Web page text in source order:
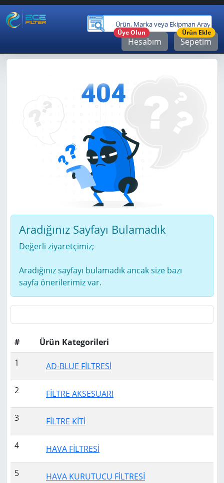
Hesabım
Üye Olun
Sepetim
Ürün Ekle
Aradığınız Sayfayı Bulamadık
Değerli ziyaretçimiz;
Aradığınız sayfayı bulamadık ancak size bazı
sayfa önerilerimiz var.
#
Ürün Kategorileri
1
AD-BLUE FİLTRESİ
2 FİLTRE AKSESUARI
3 FİLTRE KİTİ
4 HAVA FİLTRESİ
5 HAVA KURUTUCU FİLTRESİ